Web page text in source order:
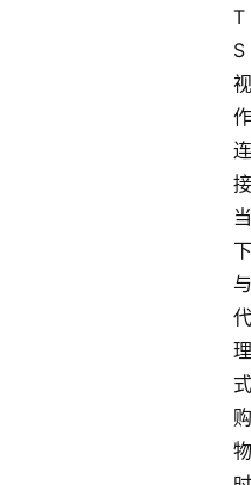
T
S
视
作
连
接
当
下
与
代
理
式
购
物